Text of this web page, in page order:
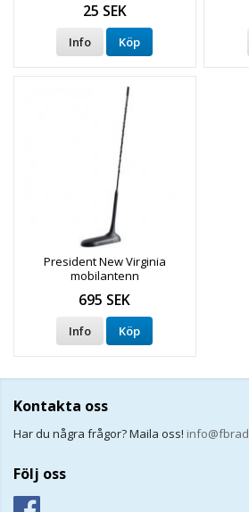
25 SEK
Info Köp
President New Virginia
mobilantenn
695 SEK
Info Köp
Kontakta oss
Har du några frågor? Maila oss!
Följ oss